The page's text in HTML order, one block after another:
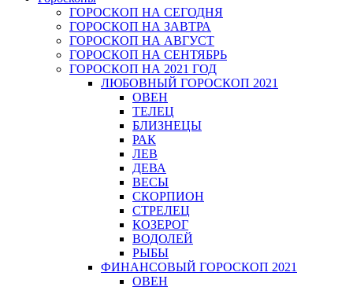
ГОРОСКОП НА СЕГОДНЯ
ГОРОСКОП НА ЗАВТРА
ГОРОСКОП НА АВГУСТ
ГОРОСКОП НА СЕНТЯБРЬ
ГОРОСКОП НА 2021 ГОД
ЛЮБОВНЫЙ ГОРОСКОП 2021
ОВЕН
ТЕЛЕЦ
БЛИЗНЕЦЫ
РАК
ЛЕВ
ДЕВА
ВЕСЫ
СКОРПИОН
СТРЕЛЕЦ
КОЗЕРОГ
ВОДОЛЕЙ
РЫБЫ
ФИНАНСОВЫЙ ГОРОСКОП 2021
ОВЕН